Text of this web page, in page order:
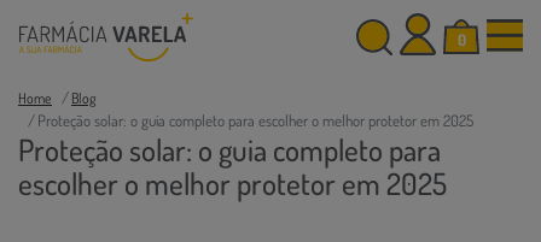
0
Home Blog
Proteção solar: o guia completo para escolher o melhor protetor em 2025
Proteção solar: o guia completo para
escolher o melhor protetor em 2025